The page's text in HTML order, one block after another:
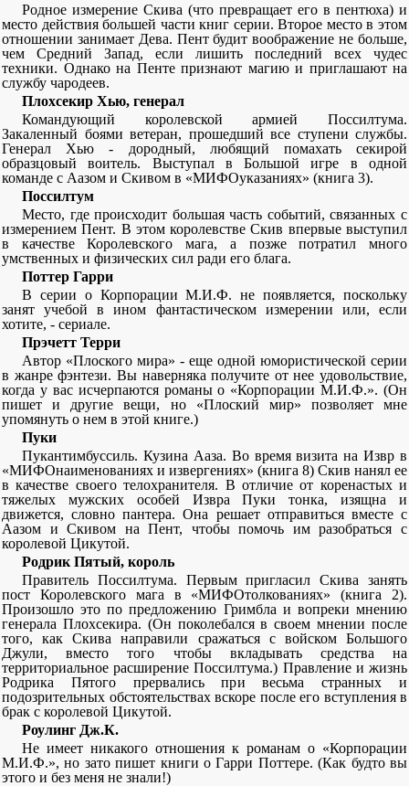
Родное измерение Скива (что превращает его в пентюха) и
место действия большей части книг серии. Второе место в этом
отношении занимает Дева. Пент будит воображение не больше,
чем Средний Запад, если лишить последний всех чудес
техники. Однако на Пенте признают магию и приглашают на
службу чародеев.
Плохсекир Хью, генерал
Командующий королевской армией Поссилтума.
Закаленный боями ветеран, прошедший все ступени службы.
Генерал Хью - дородный, любящий помахать секирой
образцовый воитель. Выступал в Большой игре в одной
команде с Аазом и Скивом в «МИФОуказаниях» (книга 3).
Поссилтум
Место, где происходит большая часть событий, связанных с
измерением Пент. В этом королевстве Скив впервые выступил
в качестве Королевского мага, а позже потратил много
умственных и физических сил ради его блага.
Поттер Гарри
В серии о Корпорации М.И.Ф. не появляется, поскольку
занят учебой в ином фантастическом измерении или, если
хотите, - сериале.
Прэчетт Терри
Автор «Плоского мира» - еще одной юмористической серии
в жанре фэнтези. Вы наверняка получите от нее удовольствие,
когда у вас исчерпаются романы о «Корпорации М.И.Ф.». (Он
пишет и другие вещи, но «Плоский мир» позволяет мне
упомянуть о нем в этой книге.)
Пуки
Пукантимбуссиль. Кузина Ааза. Во время визита на Извр в
«МИФОнаименованиях и извергениях» (книга 8) Скив нанял ее
в качестве своего телохранителя. В отличие от коренастых и
тяжелых мужских особей Извра Пуки тонка, изящна и
движется, словно пантера. Она решает отправиться вместе с
Аазом и Скивом на Пент, чтобы помочь им разобраться с
королевой Цикутой.
Родрик Пятый, король
Правитель Поссилтума. Первым пригласил Скива занять
пост Королевского мага в «МИФОтолкованиях» (книга 2).
Произошло это по предложению Гримбла и вопреки мнению
генерала Плохсекира. (Он поколебался в своем мнении после
того, как Скива направили сражаться с войском Большого
Джули, вместо того чтобы вкладывать средства на
территориальное расширение Поссилтума.) Правление и жизнь
Родрика Пятого прервались при весьма странных и
подозрительных обстоятельствах вскоре после его вступления в
брак с королевой Цикутой.
Роулинг Дж.К.
Не имеет никакого отношения к романам о «Корпорации
М.И.Ф.», но зато пишет книги о Гарри Поттере. (Как будто вы
этого и без меня не знали!)